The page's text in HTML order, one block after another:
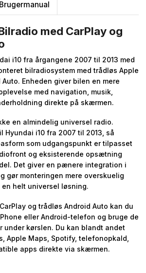
Brugermanual
med CarPlay og
i10 fra årgangene 2007 til 2013 med
bilradiosystem med trådløs Apple
Auto. Enheden giver bilen en mere
med navigation, musik,
direkte på skærmen.
en almindelig universel radio.
Hyundai i10 fra 2007 til 2013, så
som udgangspunkt er tilpasset
og eksisterende opsætning
Det giver en pænere integration i
gør monteringen mere overskuelig
en helt universel løsning.
og trådløs Android Auto kan du
eller Android-telefon og bruge de
kørslen. Du kan blandt andet
Apple Maps, Spotify, telefonopkald,
apps direkte via skærmen.